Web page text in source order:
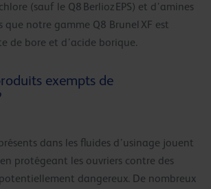
(sauf le Q8 Berlioz EPS) et d’amines
que notre gamme Q8 Brunel XF est
de bore et d’acide borique.
exempts de
dans les fluides d’usinage jouent
protégeant les ouvriers contre des
dangereux. De nombreux